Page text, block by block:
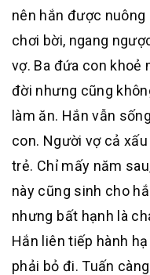
nên hắn được
chơi bời, ngang
vợ. Ba đứa con khoẻ
đời nhưng cũng
làm ăn. Hắn vẫn
con. Người vợ cả
trẻ. Chỉ mấy năm
này cũng sinh cho
nhưng bất hạnh là
Hắn liên tiếp hành
phải bỏ đi. Tuấn